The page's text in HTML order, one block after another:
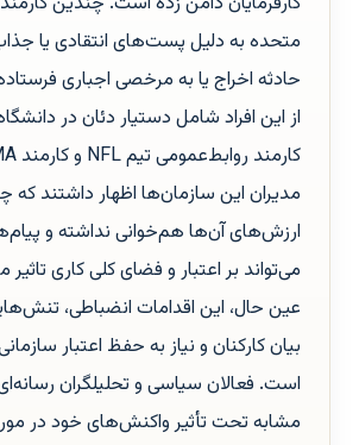
متحده به دلیل پست‌های انتقادی یا
حادثه اخراج یا به مرخصی اجباری
از این افراد شامل دستیار دئان در
مدیران این سازمان‌ها اظهار داشتند که
ارزش‌های آن‌ها هم‌خوانی نداشته و
می‌تواند بر اعتبار و فضای کلی کاری تاثیر
عین حال، این اقدامات انضباطی،
بیان کارکنان و نیاز به حفظ اعتبار
است. فعالان سیاسی و تحلیلگران
مشابه تحت تأثیر واکنش‌های خود در